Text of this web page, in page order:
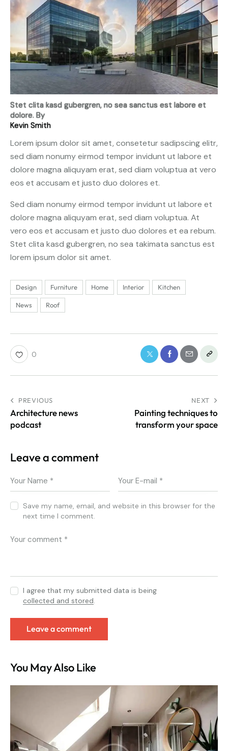
Stet clita kasd gubergren, no sea sanctus est labore et
dolore. By
Kevin Smith
Lorem ipsum dolor sit amet, consetetur sadipscing elitr,
sed diam nonumy eirmod tempor invidunt ut labore et
dolore magna aliquyam erat, sed diam voluptua at vero
eos et accusam et justo duo dolores et.
Sed diam nonumy eirmod tempor invidunt ut labore et
dolore magna aliquyam erat, sed diam voluptua. At
vero eos et accusam et justo duo dolores et ea rebum.
Stet clita kasd gubergren, no sea takimata sanctus est
lorem ipsum dolor sit amet.
Design Furniture Home Interior Kitchen
News Roof
0
PREVIOUS
Architecture news
podcast
NEXT
Painting techniques to
transform your space
Leave a comment
Save my name, email, and website in this browser for the
next time I comment.
I agree that my submitted data is being
collected and stored.
You May Also Like